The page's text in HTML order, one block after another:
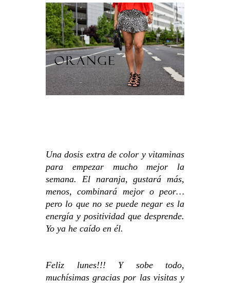
Una dosis extra de color y vitaminas
para empezar mucho mejor la
semana. El naranja, gustará más,
menos, combinará mejor o peor…
pero lo que no se puede negar es la
energía y positividad que desprende.
Yo ya he caído en él.
Feliz lunes!!! Y sobe todo,
muchísimas gracias por las visitas y